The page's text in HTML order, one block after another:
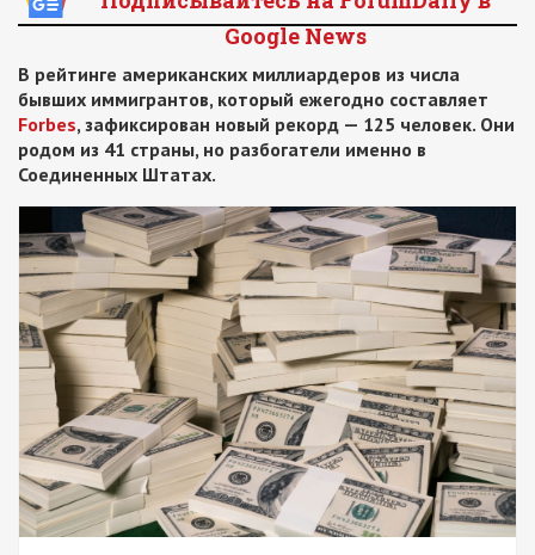
Google News
В рейтинге американских миллиардеров из числа
бывших иммигрантов, который ежегодно составляет
Forbes, зафиксирован новый рекорд — 125 человек. Они
родом из 41 страны, но разбогатели именно в
Соединенных Штатах.